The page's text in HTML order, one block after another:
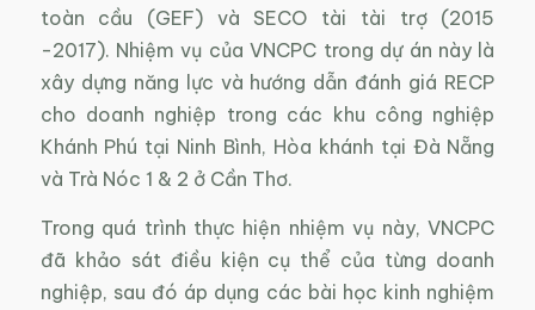
toàn cầu (GEF) và SECO tài tài trợ (2015
-2017). Nhiệm vụ của VNCPC trong dự án này là
xây dựng năng lực và hướng dẫn đánh giá RECP
cho doanh nghiệp trong các khu công nghiệp
Khánh Phú tại Ninh Bình, Hòa khánh tại Đà Nẵng
và Trà Nóc 1 & 2 ở Cần Thơ.
Trong quá trình thực hiện nhiệm vụ này, VNCPC
đã khảo sát điều kiện cụ thể của từng doanh
nghiệp, sau đó áp dụng các bài học kinh nghiệm